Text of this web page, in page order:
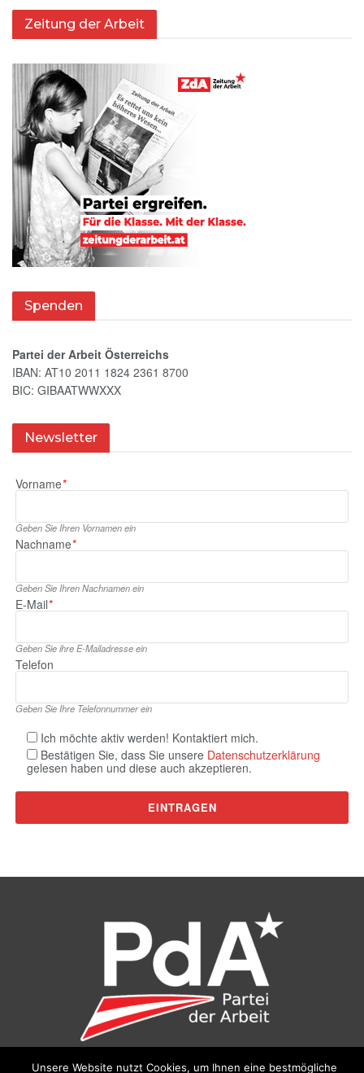
Zeitung der Arbeit
Spenden
Partei der Arbeit Österreichs
IBAN: AT10 2011 1824 2361 8700
BIC: GIBAATWWXXX
Newsletter
Vorname*
Geben Sie Ihren Vornamen ein
Nachname*
Geben Sie Ihren Nachnamen ein
E‑Mail*
Geben Sie ihre E‑Mailadresse ein
Telefon
Geben Sie Ihre Telefonnummer ein
Ich möchte aktiv werden! Kontaktiert mich.
Bestätigen Sie, dass Sie unsere Datenschutzerklärung
gelesen haben und diese auch akzeptieren.
Unsere Website nutzt Cookies, um Ihnen eine bestmögliche